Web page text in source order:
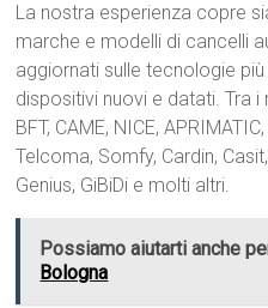
La nostra esperienza copre
marche e modelli di cancelli
aggiornati sulle tecnologie
dispositivi nuovi e datati. Tra
BFT, CAME, NICE,
Telcoma, Somfy, Cardin,
Genius, GiBiDi e molti altri.
Possiamo aiutarti anche
Bologna